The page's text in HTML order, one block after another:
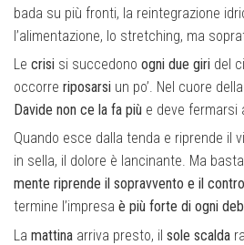
bada su più fronti, la reintegrazione
l’alimentazione, lo stretching, ma
Le crisi si succedono ogni due giri del
occorre riposarsi un po’. Nel cuore
Davide non ce la fa più e deve fermarsi
Quando esce dalla tenda e riprende il
in sella, il dolore è lancinante. Ma
mente riprende il sopravvento e il
termine l’impresa è più forte di ogni
La mattina arriva presto, il sole scalda